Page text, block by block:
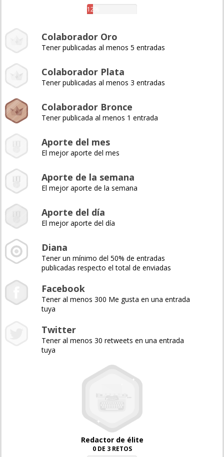
12%
Colaborador Oro
Tener publicadas al menos 5 entradas
Colaborador Plata
Tener publicadas al menos 3 entradas
Colaborador Bronce
Tener publicada al menos 1 entrada
Aporte del mes
El mejor aporte del mes
Aporte de la semana
El mejor aporte de la semana
Aporte del día
El mejor aporte del día
Diana
Tener un mínimo del 50% de entradas
publicadas respecto el total de enviadas
Facebook
Tener al menos 300 Me gusta en una entrada
tuya
Twitter
Tener al menos 30 retweets en una entrada
tuya
Redactor de élite
0 DE 3 RETOS